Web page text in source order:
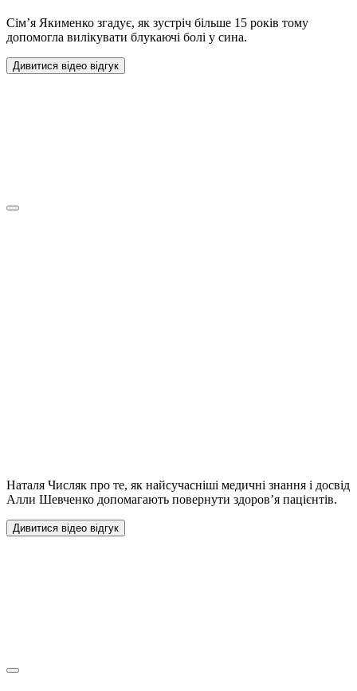
Сім’я Якименко згадує, як зустріч більше 15 років тому
допомогла вилікувати блукаючі болі у сина.
Дивитися відео відгук
Наталя Числяк про те, як найсучасніші медичні знання і досвід
Алли Шевченко допомагають повернути здоров’я пацієнтів.
Дивитися відео відгук